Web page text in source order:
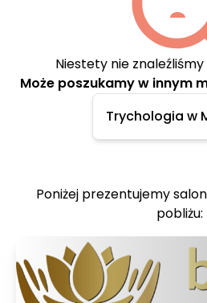
Niestety nie
Może poszukamy w innym
Trychologia w
Poniżej prezentujemy
pobliżu: